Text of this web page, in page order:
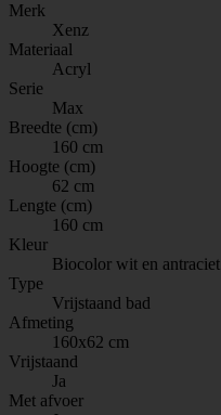
Merk
Xenz
Materiaal
Acryl
Serie
Max
Breedte (cm)
160 cm
Hoogte (cm)
62 cm
Lengte (cm)
160 cm
Kleur
Biocolor wit en antraciet
Type
Vrijstaand bad
Afmeting
160x62 cm
Vrijstaand
Ja
Met afvoer